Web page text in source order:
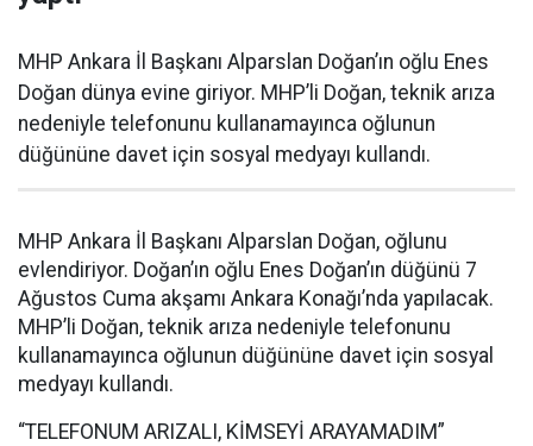
MHP Ankara İl Başkanı Alparslan Doğan’ın oğlu Enes
Doğan dünya evine giriyor. MHP’li Doğan, teknik arıza
nedeniyle telefonunu kullanamayınca oğlunun
düğününe davet için sosyal medyayı kullandı.
MHP Ankara İl Başkanı Alparslan Doğan, oğlunu
evlendiriyor. Doğan’ın oğlu Enes Doğan’ın düğünü 7
Ağustos Cuma akşamı Ankara Konağı’nda yapılacak.
MHP’li Doğan, teknik arıza nedeniyle telefonunu
kullanamayınca oğlunun düğününe davet için sosyal
medyayı kullandı.
“TELEFONUM ARIZALI, KİMSEYİ ARAYAMADIM”